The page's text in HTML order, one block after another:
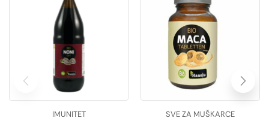
IMUNITET SVE ZA MUŠKARCE